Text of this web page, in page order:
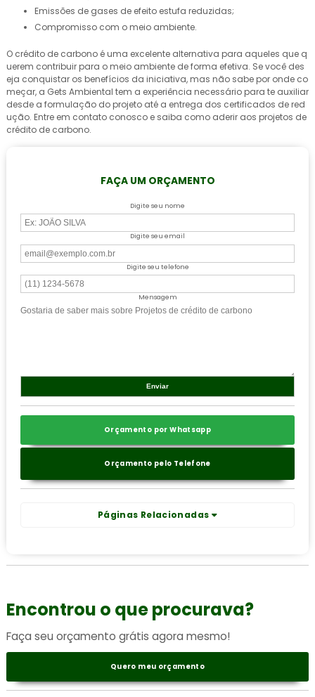
Emissões de gases de efeito estufa reduzidas;
Compromisso com o meio ambiente.
O crédito de carbono é uma excelente alternativa para aqueles que q
uerem contribuir para o meio ambiente de forma efetiva. Se você des
eja conquistar os benefícios da iniciativa, mas não sabe por onde co
meçar, a Gets Ambiental tem a experiência necessário para te auxiliar
desde a formulação do projeto até a entrega dos certificados de red
ução. Entre em contato conosco e saiba como aderir aos projetos de
crédito de carbono.
FAÇA UM ORÇAMENTO
Digite seu nome
Digite seu email
Digite seu telefone
Mensagem
Orçamento por Whatsapp
Orçamento pelo Telefone
Páginas Relacionadas
Encontrou o que procurava?
Faça seu orçamento grátis agora mesmo!
Quero meu orçamento